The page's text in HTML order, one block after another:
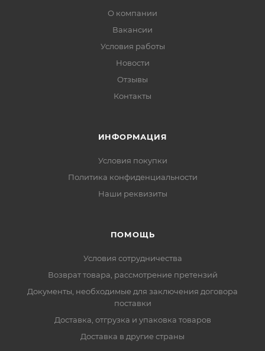
О компании
Вакансии
Условия работы
Новости
Отзывы
Контакты
ИНФОРМАЦИЯ
Условия покупки
Политика конфиденциальности
Наши реквизиты
ПОМОЩЬ
Условия сотрудничества
Возврат товара, рассмотрение претензий
Документы, необходимые для заключения договора
поставки
Доставка, отгрузка и упаковка товаров
Доставка в другие страны